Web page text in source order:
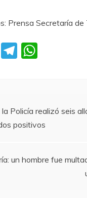
Prensa Secretaría de
T
T
a
m
A
p
la Policía realizó seis
positivos
un hombre fue